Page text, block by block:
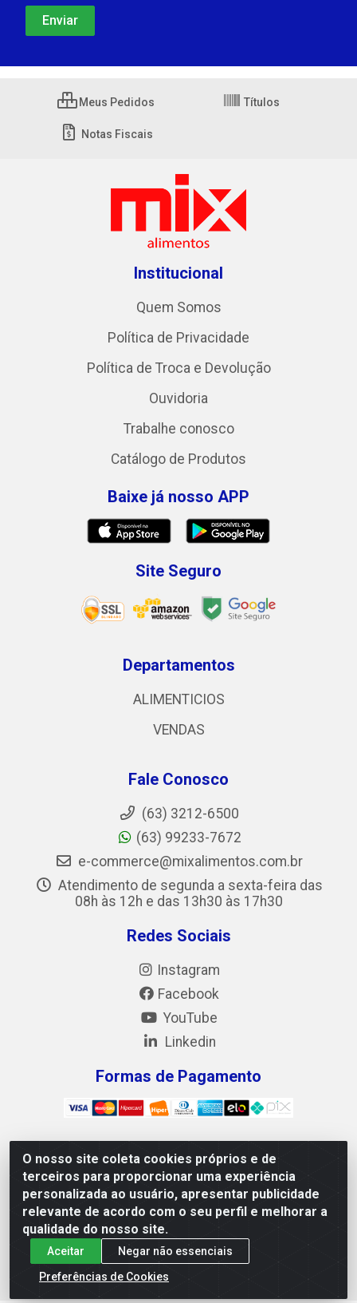
O nosso site coleta cookies próprios e de
terceiros para proporcionar uma experiência
personalizada ao usuário, apresentar publicidade
relevante de acordo com o seu perfil e melhorar a
qualidade do nosso site.
Aceitar
Negar não essenciais
Preferências de Cookies
Meus Pedidos Títulos
Notas Fiscais
Institucional
Quem Somos
Política de Privacidade
Política de Troca e Devolução
Ouvidoria
Trabalhe conosco
Catálogo de Produtos
Baixe já nosso APP
Site Seguro
Departamentos
ALIMENTICIOS
VENDAS
Fale Conosco
(63) 3212-6500
(63) 99233-7672
e-commerce@mixalimentos.com.br
Atendimento de segunda a sexta-feira das
08h às 12h e das 13h30 às 17h30
Redes Sociais
Instagram
Facebook
YouTube
Linkedin
Formas de Pagamento
Mix Alimentos LTDA - Quadra Asr Ne 55 (412 Norte),
Alameda 02, S/N - Plano Diretor Norte, Palmas/TO - CEP
77.006-540 - CNPJ 05.922.500/0001-02